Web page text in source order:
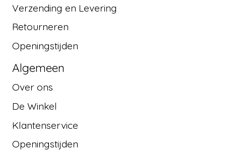
Verzending en Levering
Retourneren
Openingstijden
Algemeen
Over ons
De Winkel
Klantenservice
Openingstijden